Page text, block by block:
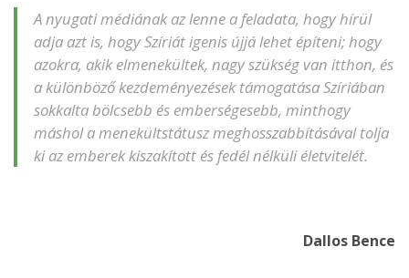
A nyugati médiának az lenne a feladata, hogy hírül
adja azt is, hogy Szíriát igenis újjá lehet építeni; hogy
azokra, akik elmenekültek, nagy szükség van itthon, és
a különböző kezdeményezések támogatása Szíriában
sokkalta bölcsebb és emberségesebb, minthogy
máshol a menekültstátusz meghosszabbításával tolja
ki az emberek kiszakított és fedél nélküli életvitelét.
Dallos Bence